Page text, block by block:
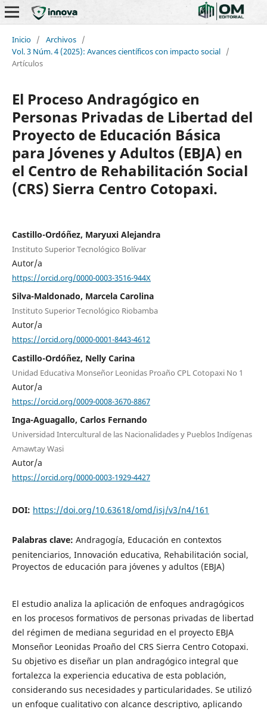
Inicio / Archivos /
Vol. 3 Núm. 4 (2025): Avances científicos con impacto social /
Artículos
El Proceso Andragógico en
Personas Privadas de Libertad del
Proyecto de Educación Básica
para Jóvenes y Adultos (EBJA) en
el Centro de Rehabilitación Social
(CRS) Sierra Centro Cotopaxi.
Castillo-Ordóñez, Maryuxi Alejandra
Instituto Superior Tecnológico Bolívar
Autor/a
https://orcid.org/0000-0003-3516-944X
Silva-Maldonado, Marcela Carolina
Instituto Superior Tecnológico Riobamba
Autor/a
https://orcid.org/0000-0001-8443-4612
Castillo-Ordóñez, Nelly Carina
Unidad Educativa Monseñor Leonidas Proaño CPL Cotopaxi No 1
Autor/a
https://orcid.org/0009-0008-3670-8867
Inga-Aguagallo, Carlos Fernando
Universidad Intercultural de las Nacionalidades y Pueblos Indígenas
Amawtay Wasi
Autor/a
https://orcid.org/0000-0003-1929-4427
DOI: https://doi.org/10.63618/omd/isj/v3/n4/161
Palabras clave: Andragogía, Educación en contextos
penitenciarios, Innovación educativa, Rehabilitación social,
Proyectos de educación para jóvenes y adultos (EBJA)
El estudio analiza la aplicación de enfoques andragógicos
en los procesos formativos de personas privadas de libertad
del régimen de mediana seguridad en el proyecto EBJA
Monseñor Leonidas Proaño del CRS Sierra Centro Cotopaxi.
Su objetivo es diseñar un plan andragógico integral que
fortalezca la experiencia educativa de esta población,
considerando sus necesidades y particularidades. Se utilizó
un enfoque cualitativo con alcance descriptivo, aplicando